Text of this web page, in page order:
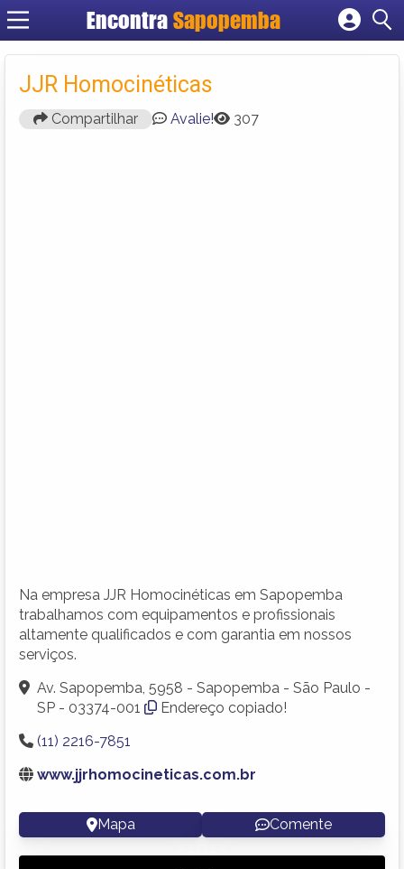
Encontra Sapopemba
Cadastrar empresa
Criar conta
JJR Homocinéticas
Compartilhar Avalie! 307
Na empresa JJR Homocinéticas em Sapopemba
trabalhamos com equipamentos e profissionais
altamente qualificados e com garantia em nossos
serviços.
Av. Sapopemba, 5958 - Sapopemba - São Paulo -
SP - 03374-001
Endereço copiado!
(11) 2216-7851
www.jjrhomocineticas.com.br
Mapa Comente